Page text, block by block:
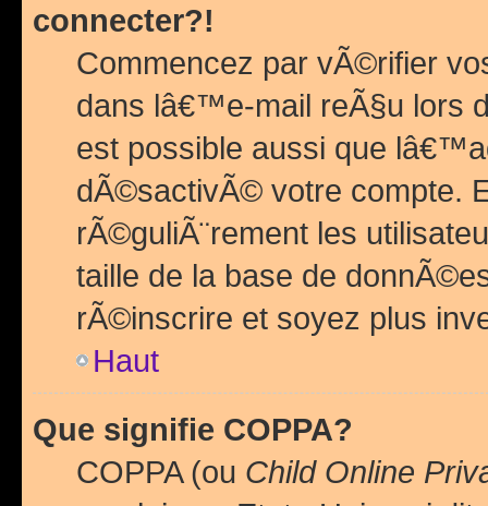
connecter?!
Commencez par vÃ©rifier
dans lâ€™e-mail reÃ§u lors
est possible aussi que
dÃ©sactivÃ© votre compte.
rÃ©guliÃ¨rement les
taille de la base de
rÃ©inscrire et soyez plus
Haut
Que signifie COPPA?
COPPA (ou Child Online